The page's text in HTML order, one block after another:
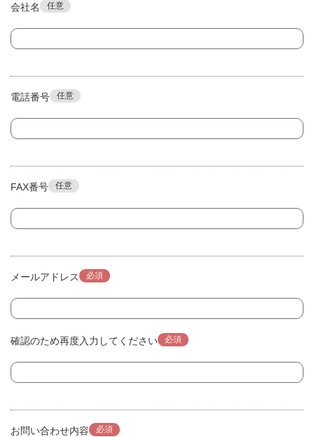
会社名 任意
電話番号 任意
FAX番号 任意
メールアドレス 必須
確認のため再度入力してください 必須
お問い合わせ内容 必須